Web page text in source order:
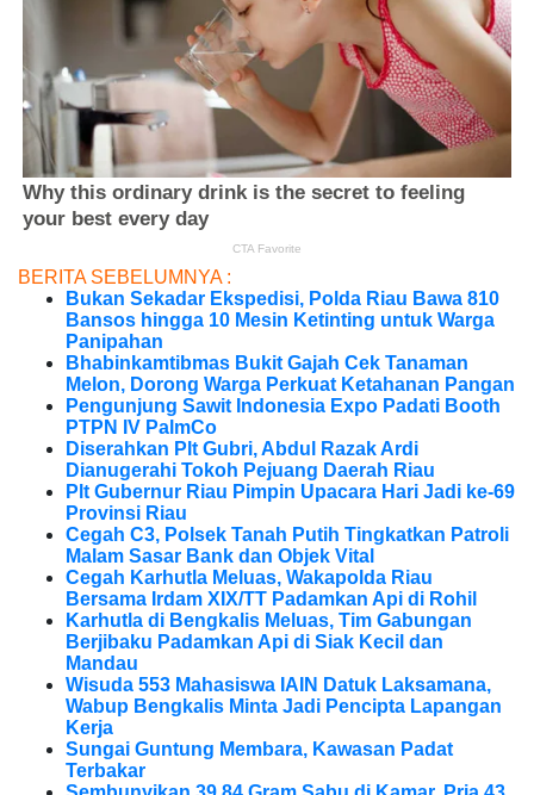
BERITA SEBELUMNYA :
Bukan Sekadar Ekspedisi, Polda Riau Bawa 810
Bansos hingga 10 Mesin Ketinting untuk Warga
Panipahan
Bhabinkamtibmas Bukit Gajah Cek Tanaman
Melon, Dorong Warga Perkuat Ketahanan Pangan
Pengunjung Sawit Indonesia Expo Padati Booth
PTPN IV PalmCo
Diserahkan Plt Gubri, Abdul Razak Ardi
Dianugerahi Tokoh Pejuang Daerah Riau
Plt Gubernur Riau Pimpin Upacara Hari Jadi ke-69
Provinsi Riau
Cegah C3, Polsek Tanah Putih Tingkatkan Patroli
Malam Sasar Bank dan Objek Vital
Cegah Karhutla Meluas, Wakapolda Riau
Bersama Irdam XIX/TT Padamkan Api di Rohil
Karhutla di Bengkalis Meluas, Tim Gabungan
Berjibaku Padamkan Api di Siak Kecil dan
Mandau
Wisuda 553 Mahasiswa IAIN Datuk Laksamana,
Wabup Bengkalis Minta Jadi Pencipta Lapangan
Kerja
Sungai Guntung Membara, Kawasan Padat
Terbakar